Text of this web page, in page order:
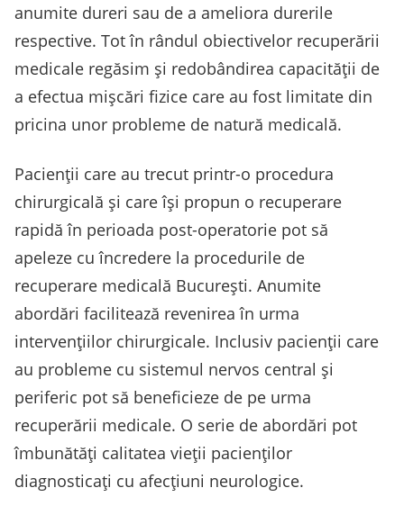
anumite dureri sau de a ameliora durerile
respective. Tot în rândul obiectivelor recuperării
medicale regăsim și redobândirea capacității de
a efectua mișcări fizice care au fost limitate din
pricina unor probleme de natură medicală.
Pacienții care au trecut printr-o procedura
chirurgicală și care își propun o recuperare
rapidă în perioada post-operatorie pot să
apeleze cu încredere la procedurile de
recuperare medicală București. Anumite
abordări facilitează revenirea în urma
intervențiilor chirurgicale. Inclusiv pacienții care
au probleme cu sistemul nervos central și
periferic pot să beneficieze de pe urma
recuperării medicale. O serie de abordări pot
îmbunătăți calitatea vieții pacienților
diagnosticați cu afecțiuni neurologice.